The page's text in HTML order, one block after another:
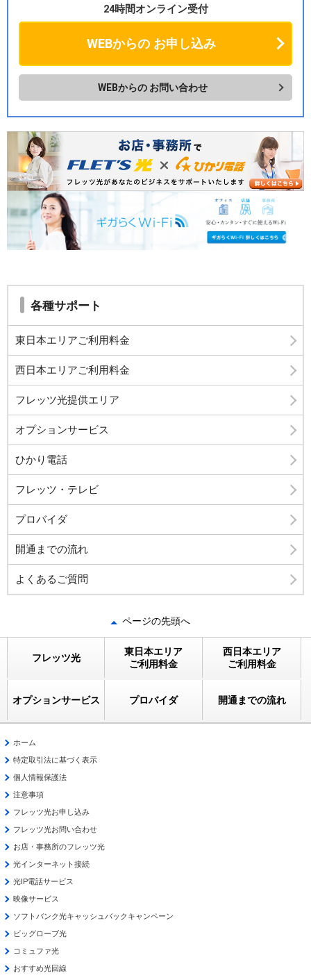
24時間オンライン受付
WEBからのお申し込み
WEBからの お問い合わせ
各種サポート
東日本エリアご利用料金
西日本エリアご利用料金
フレッツ光提供エリア
オプションサービス
ひかり電話
フレッツ・テレビ
プロバイダ
開通までの流れ
よくあるご質問
ページの先頭へ
フレッツ光
東日本エリア
ご利用料金
西日本エリア
ご利用料金
オプションサービス プロバイダ 開通までの流れ
ホーム
特定取引法に基づく表示
個人情報保護法
注意事項
フレッツ光お申し込み
フレッツ光お問い合わせ
お店・事務所のフレッツ光
光インターネット接続
光IP電話サービス
映像サービス
ソフトバンク光キャッシュバックキャンペーン
ビッグローブ光
コミュファ光
おすすめ光回線